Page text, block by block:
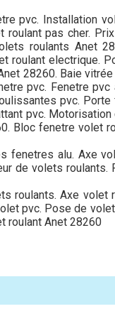
pvc. Installation
pas cher.
roulants Anet
roulant electrique.
28260. Baie
pvc. Fenetre pvc
pvc. Porte
pvc.
Bloc fenetre volet
fenetres alu. Axe
de volets roulants.
roulants. Axe volet
pvc. Pose de
roulant Anet 28260